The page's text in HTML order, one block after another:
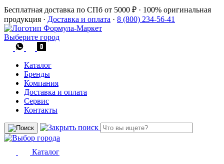
Бесплатная доставка по СПб от 5000 ₽ · 100% оригинальная
продукция · Доставка и оплата · 8 (800) 234-56-41
Выберите город
Каталог
Бренды
Компания
Доставка и оплата
Сервис
Контакты
Каталог